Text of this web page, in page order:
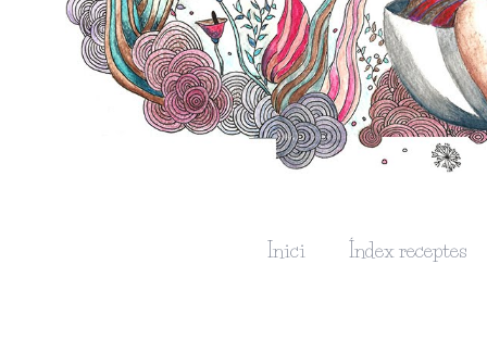
Inici Índex receptes